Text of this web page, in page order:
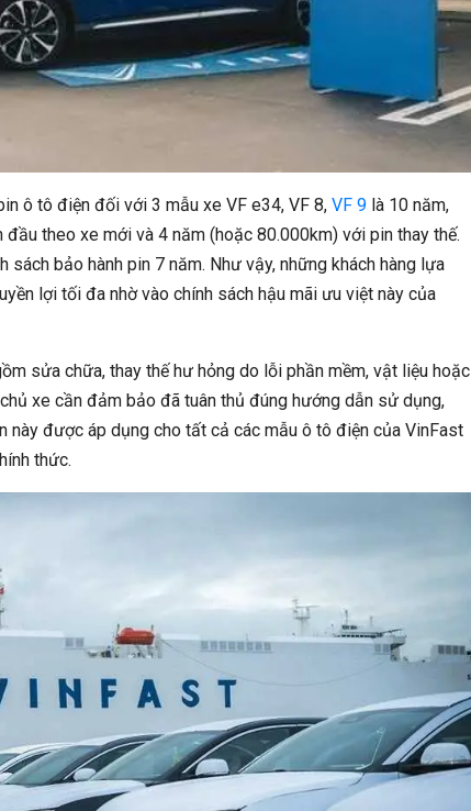
ô tô điện đối với 3 mẫu xe VF e34, VF 8, VF 9 là 10 năm,
theo xe mới và 4 năm (hoặc 80.000km) với pin thay thế.
sách bảo hành pin 7 năm. Như vậy, những khách hàng lựa
lợi tối đa nhờ vào chính sách hậu mãi ưu việt này của
sửa chữa, thay thế hư hỏng do lỗi phần mềm, vật liệu hoặc
xe cần đảm bảo đã tuân thủ đúng hướng dẫn sử dụng,
này được áp dụng cho tất cả các mẫu ô tô điện của VinFast
thức.